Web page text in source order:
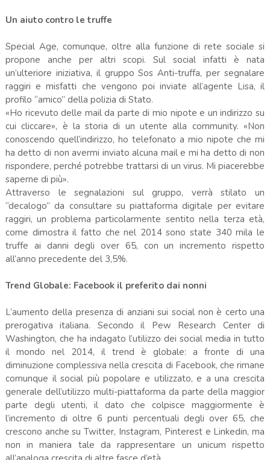
Un aiuto contro le truffe
Special Age, comunque, oltre alla funzione di rete sociale si
propone anche per altri scopi. Sul social infatti è nata
un’ulteriore iniziativa, il gruppo Sos Anti-truffa, per segnalare
raggiri e misfatti che vengono poi inviate all’agente Lisa, il
profilo “amico” della polizia di Stato.
«Ho ricevuto delle mail da parte di mio nipote e un indirizzo su
cui cliccare», è la storia di un utente alla community. «Non
conoscendo quell’indirizzo, ho telefonato a mio nipote che mi
ha detto di non avermi inviato alcuna mail e mi ha detto di non
rispondere, perché potrebbe trattarsi di un virus. Mi piacerebbe
saperne di più».
Attraverso le segnalazioni sul gruppo, verrà stilato un
“decalogo” da consultare su piattaforma digitale per evitare
raggiri, un problema particolarmente sentito nella terza età,
come dimostra il fatto che nel 2014 sono state 340 mila le
truffe ai danni degli over 65, con un incremento rispetto
all’anno precedente del 3,5%.
Trend Globale: Facebook il preferito dai nonni
L’aumento della presenza di anziani sui social non è certo una
prerogativa italiana. Secondo il Pew Research Center di
Washington, che ha indagato l’utilizzo dei social media in tutto
il mondo nel 2014, il trend è globale: a fronte di una
diminuzione complessiva nella crescita di Facebook, che rimane
comunque il social più popolare e utilizzato, e a una crescita
generale dell’utilizzo multi-piattaforma da parte della maggior
parte degli utenti, il dato che colpisce maggiormente è
l’incremento di oltre 6 punti percentuali degli over 65, che
crescono anche su Twitter, Instagram, Pinterest e Linkedin, ma
non in maniera tale da rappresentare un unicum rispetto